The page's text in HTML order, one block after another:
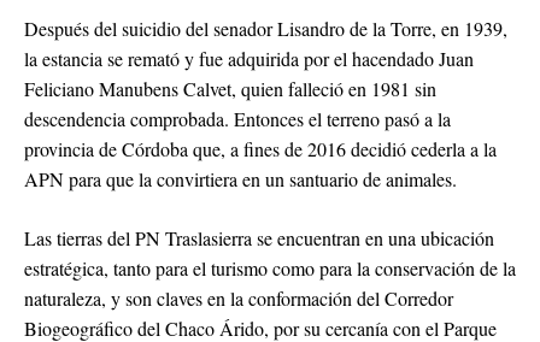
Después del suicidio del senador Lisandro de la Torre, en 1939,
la estancia se remató y fue adquirida por el hacendado Juan
Feliciano Manubens Calvet, quien falleció en 1981 sin
descendencia comprobada. Entonces el terreno pasó a la
provincia de Córdoba que, a fines de 2016 decidió cederla a la
APN para que la convirtiera en un santuario de animales.
Las tierras del PN Traslasierra se encuentran en una ubicación
estratégica, tanto para el turismo como para la conservación de la
naturaleza, y son claves en la conformación del Corredor
Biogeográfico del Chaco Árido, por su cercanía con el Parque